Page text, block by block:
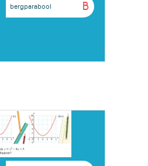
B
bergparabool